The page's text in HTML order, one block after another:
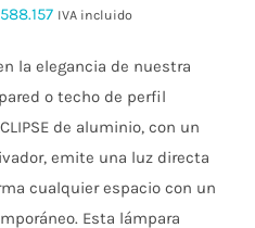
588.157Rango
precios:
desde
$408.109
hasta
$588.157
IVA incluido
la elegancia de nuestra
o techo de perfil
de aluminio, con un
emite una luz directa
cualquier espacio con un
Esta lámpara